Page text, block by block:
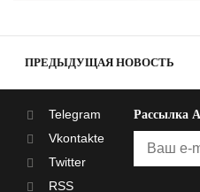
ПРЕДЫДУЩАЯ НОВОСТЬ
Telegram
Vkontakte
Twitter
RSS
Рассылка